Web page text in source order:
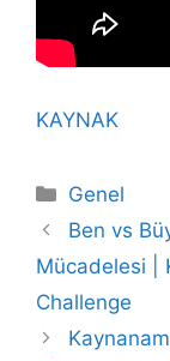
KAYNAK
Kategoriler
Genel
Ben vs
Mücadelesi |
Challenge